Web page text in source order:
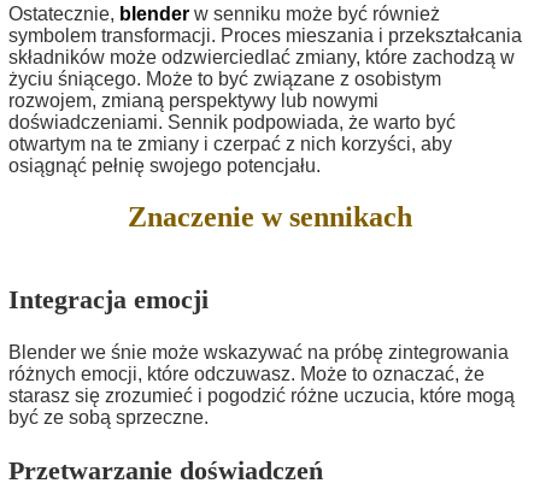
Ostatecznie, blender w senniku może być również
symbolem transformacji. Proces mieszania i przekształcania
składników może odzwierciedlać zmiany, które zachodzą w
życiu śniącego. Może to być związane z osobistym
rozwojem, zmianą perspektywy lub nowymi
doświadczeniami. Sennik podpowiada, że warto być
otwartym na te zmiany i czerpać z nich korzyści, aby
osiągnąć pełnię swojego potencjału.
Znaczenie w sennikach
Integracja emocji
Blender we śnie może wskazywać na próbę zintegrowania
różnych emocji, które odczuwasz. Może to oznaczać, że
starasz się zrozumieć i pogodzić różne uczucia, które mogą
być ze sobą sprzeczne.
Przetwarzanie doświadczeń